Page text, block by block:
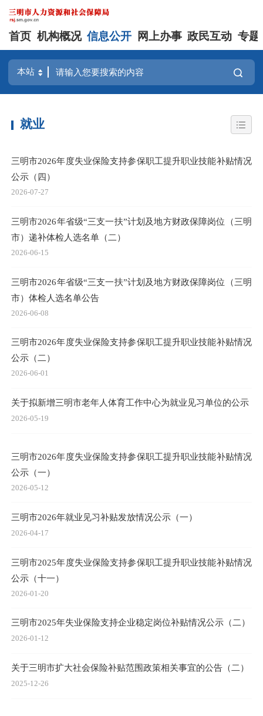
首页 机构概况 信息公开 网上办事 政民互动 专题
就业
三明市2026年度失业保险支持参保职工提升职业技能补贴情况
公示（四）
2026-07-27
三明市2026年省级“三支一扶”计划及地方财政保障岗位（三明
市）递补体检人选名单（二）
2026-06-15
三明市2026年省级“三支一扶”计划及地方财政保障岗位（三明
市）体检人选名单公告
2026-06-08
三明市2026年度失业保险支持参保职工提升职业技能补贴情况
公示（二）
2026-06-01
关于拟新增三明市老年人体育工作中心为就业见习单位的公示
2026-05-19
三明市2026年度失业保险支持参保职工提升职业技能补贴情况
公示（一）
2026-05-12
三明市2026年就业见习补贴发放情况公示（一）
2026-04-17
三明市2025年度失业保险支持参保职工提升职业技能补贴情况
公示（十一）
2026-01-20
三明市2025年失业保险支持企业稳定岗位补贴情况公示（二）
2026-01-12
关于三明市扩大社会保险补贴范围政策相关事宜的公告（二）
2025-12-26